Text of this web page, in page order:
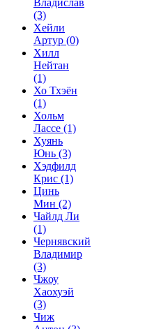
Владислав
(3)
Хейли
Артур (0)
Хилл
Нейтан
(1)
Хо Тхэён
(1)
Хольм
Лассе (1)
Хуянь
Юнь (3)
Хэдфилд
Крис (1)
Цинь
Мин (2)
Чайлд Ли
(1)
Чернявский
Владимир
(3)
Чжоу
Хаохуэй
(3)
Чиж